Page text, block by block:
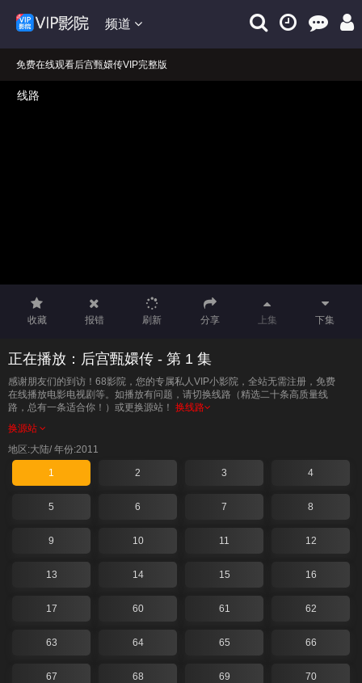
频道
免费在线观看后宫甄嬛传VIP完整版
后宫甄嬛传在线免费观看播放！
收藏 报错 刷新 分享 上集 下集
正在播放：后宫甄嬛传 - 第 1 集
感谢朋友们的到访！68影院，您的专属私人VIP小影院，全站无需注册，免费
在线播放电影电视剧等。如播放有问题，请切换线路（精选二十条高质量线
路，总有一条适合你！）或更换源站！ 换线路
换源站
地区:大陆/ 年份:2011
1 2 3 4
5 6 7 8
9 10 11 12
13 14 15 16
17 60 61 62
63 64 65 66
67 68 69 70